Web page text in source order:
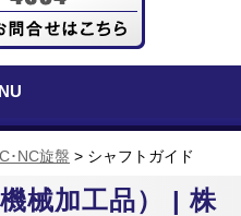
･NC旋盤 > シャフトガイド
械加工品） | 株